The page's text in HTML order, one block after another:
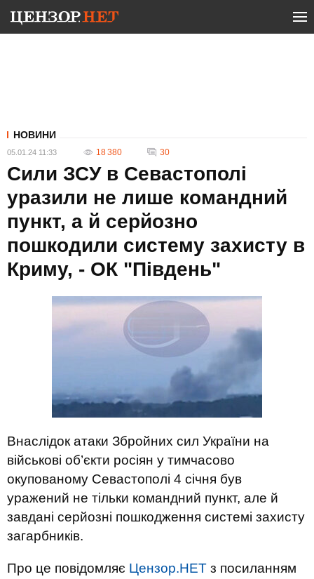
НОВИНИ
05.01.24 11:33 18 380 30
Сили ЗСУ в Севастополі
уразили не лише командний
пункт, а й серйозно
пошкодили систему захисту в
Криму, - ОК "Південь"
Внаслідок атаки Збройних сил України на
військові об’єкти росіян у тимчасово
окупованому Севастополі 4 січня був
уражений не тільки командний пункт, але й
завдані серйозні пошкодження системі захисту
загарбників.
Про це повідомляє Цензор.НЕТ з посиланням